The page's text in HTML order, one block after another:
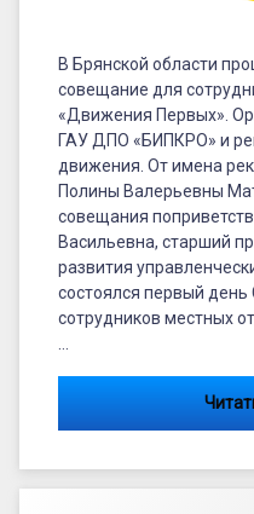
В Брянской области
совещание для
«Движения Первых».
ГАУ ДПО «БИПКРО» и
движения. От имена
Полины Валерьевны
совещания
Васильевна, старший
развития
состоялся первый
сотрудников местных
…